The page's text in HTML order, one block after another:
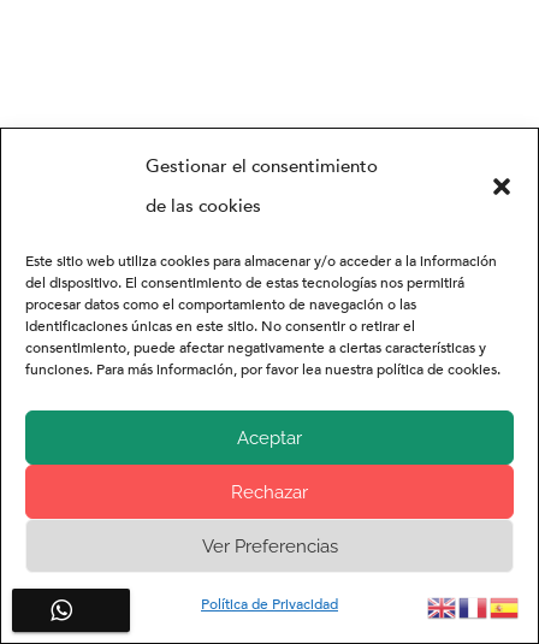
Gestionar el consentimiento
de las cookies
Este sitio web utiliza cookies para almacenar y/o acceder a la información
del dispositivo. El consentimiento de estas tecnologías nos permitirá
procesar datos como el comportamiento de navegación o las
identificaciones únicas en este sitio. No consentir o retirar el
consentimiento, puede afectar negativamente a ciertas características y
funciones. Para más información, por favor lea nuestra política de cookies.
Aceptar
Rechazar
Ver Preferencias
Política de Privacidad